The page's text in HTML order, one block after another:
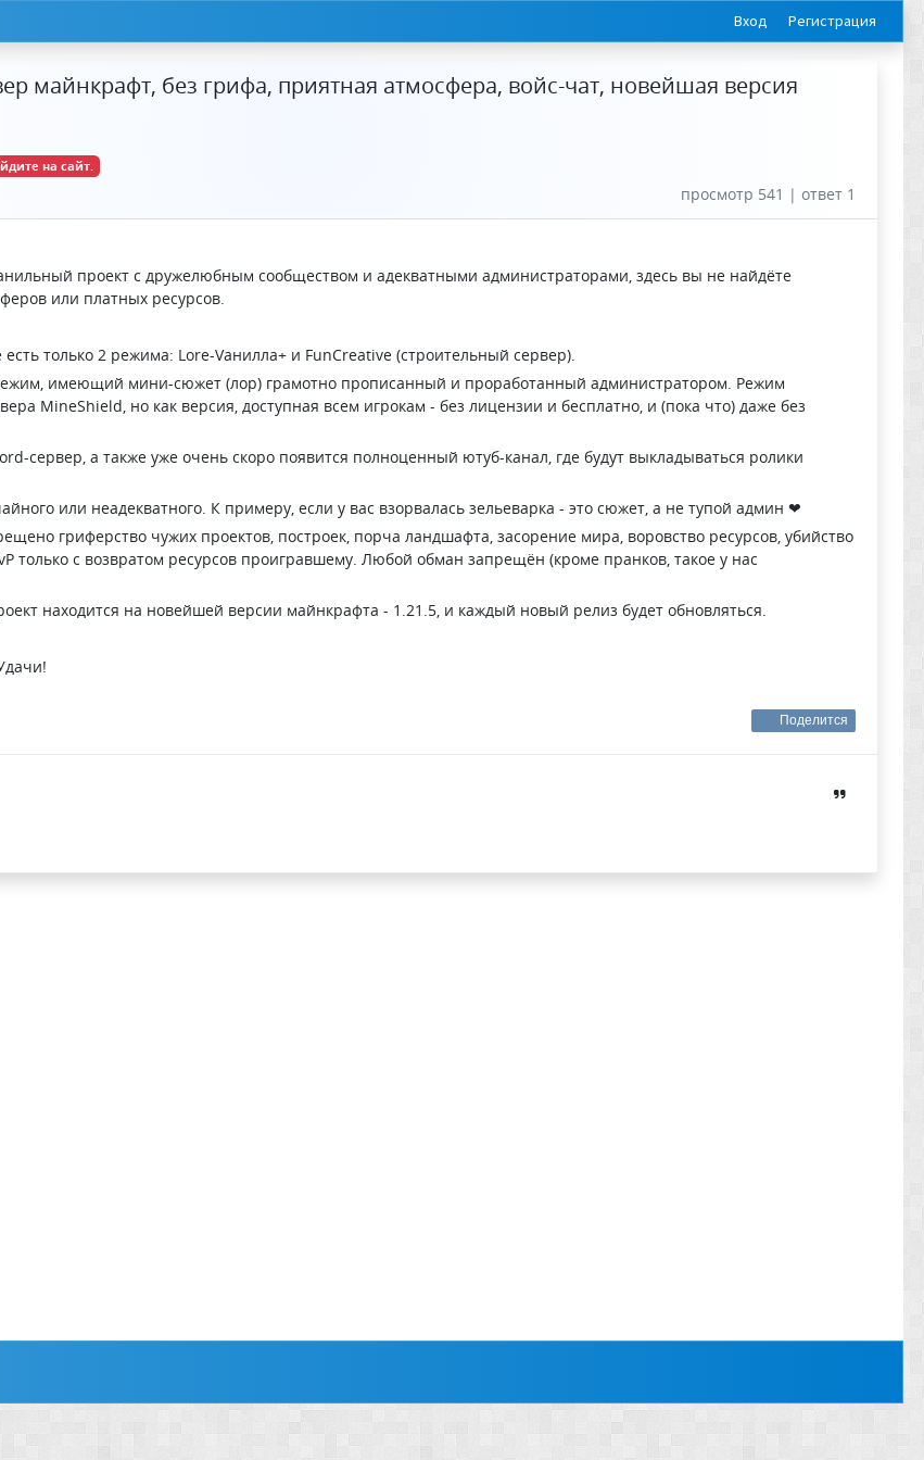
Вход Регистрация
майнкрафт, без грифа, приятная атмосфера, войс-чат, новейшая версия
на сайт.
просмотр 541 | ответ 1
проект с дружелюбным сообществом и адекватными администраторами, здесь вы не найдёте
или платных ресурсов.
только 2 режима: Lore-Vанилла+ и FunCreative (строительный сервер).
имеющий мини-сюжет (лор) грамотно прописанный и проработанный администратором. Режим
MineShield, но как версия, доступная всем игрокам - без лицензии и бесплатно, и (пока что) даже без
сервер, а также уже очень скоро появится полноценный ютуб-канал, где будут выкладываться ролики
или неадекватного. К примеру, если у вас взорвалась зельеварка - это сюжет, а не тупой админ ❤
гриферство чужих проектов, построек, порча ландшафта, засорение мира, воровство ресурсов, убийство
только с возвратом ресурсов проигравшему. Любой обман запрещён (кроме пранков, такое у нас
находится на новейшей версии майнкрафта - 1.21.5, и каждый новый релиз будет обновляться.
Поделится